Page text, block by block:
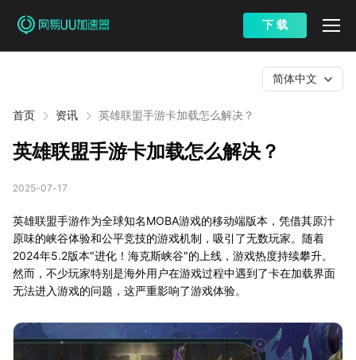
下 载
首页 资讯 英雄联盟手游卡加载怎么解决？
简体中文
英雄联盟手游卡加载怎么解决？
2025-07-17
英雄联盟手游作为全球知名MOBA游戏的移动端版本，凭借其原汁
原味的峡谷体验和公平竞技的游戏机制，吸引了无数玩家。随着
2024年5.2版本"进化！海克斯峡谷"的上线，游戏热度持续攀升。
然而，不少玩家特别是海外用户在游戏过程中遇到了卡在加载界面
无法进入游戏的问题，这严重影响了游戏体验。